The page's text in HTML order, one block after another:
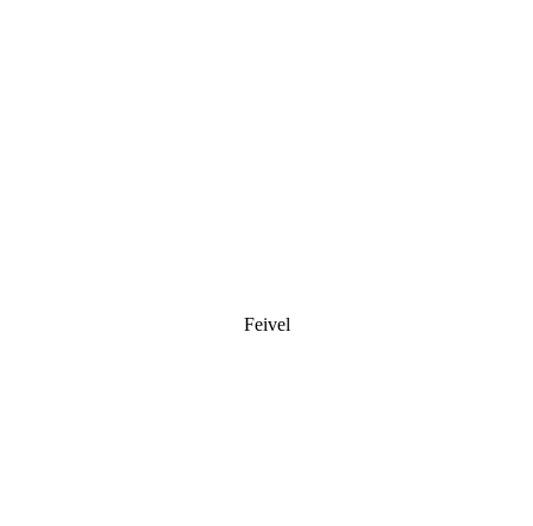
Feivel